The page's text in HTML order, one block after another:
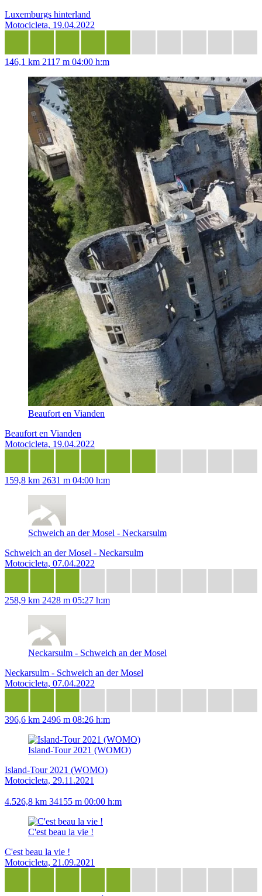
Luxemburgs hinterland
Motocicleta, 19.04.2022
146,1 km 2117 m 04:00 h:m
Beaufort en Vianden
Beaufort en Vianden
Motocicleta, 19.04.2022
159,8 km 2631 m 04:00 h:m
Schweich an der Mosel - Neckarsulm
Schweich an der Mosel - Neckarsulm
Motocicleta, 07.04.2022
258,9 km 2428 m 05:27 h:m
Neckarsulm - Schweich an der Mosel
Neckarsulm - Schweich an der Mosel
Motocicleta, 07.04.2022
396,6 km 2496 m 08:26 h:m
Island-Tour 2021 (WOMO)
Island-Tour 2021 (WOMO)
Motocicleta, 29.11.2021
4.526,8 km 34155 m 00:00 h:m
C'est beau la vie !
C'est beau la vie !
Motocicleta, 21.09.2021